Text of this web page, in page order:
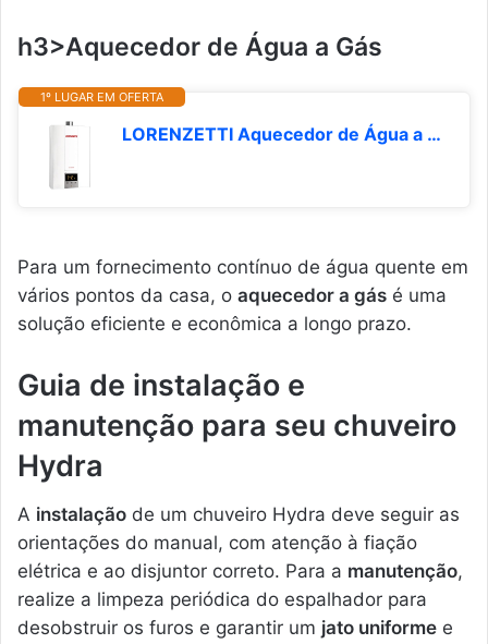
h3>Aquecedor de Água a Gás
1º LUGAR EM OFERTA
LORENZETTI Aquecedor de Água a Gás LZ 1600 DE GN Digital 15 L/Min, Branco
Para um fornecimento contínuo de água quente em
vários pontos da casa, o aquecedor a gás é uma
solução eficiente e econômica a longo prazo.
Guia de instalação e
manutenção para seu chuveiro
Hydra
A instalação de um chuveiro Hydra deve seguir as
orientações do manual, com atenção à fiação
elétrica e ao disjuntor correto. Para a manutenção,
realize a limpeza periódica do espalhador para
desobstruir os furos e garantir um jato uniforme e